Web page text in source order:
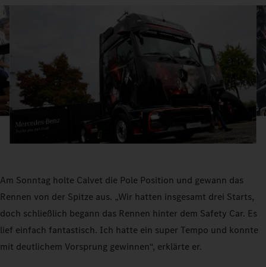
Am Sonntag holte Calvet die Pole Position und gewann das
Rennen von der Spitze aus. „Wir hatten insgesamt drei Starts,
doch schließlich begann das Rennen hinter dem Safety Car. Es
lief einfach fantastisch. Ich hatte ein super Tempo und konnte
mit deutlichem Vorsprung gewinnen“, erklärte er.